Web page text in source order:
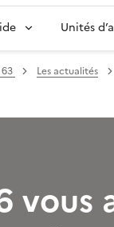
Unités
63 Les actualités
vous